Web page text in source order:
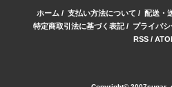
ホーム / 支払い方法について / 配送・
特定商取引法に基づく表記/ プライバ
RSS/